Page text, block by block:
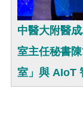
中醫大附醫
室主任秘書
室」與 AIoT